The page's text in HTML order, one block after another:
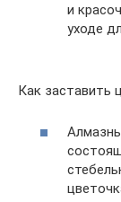
и
уходе
Как заставить